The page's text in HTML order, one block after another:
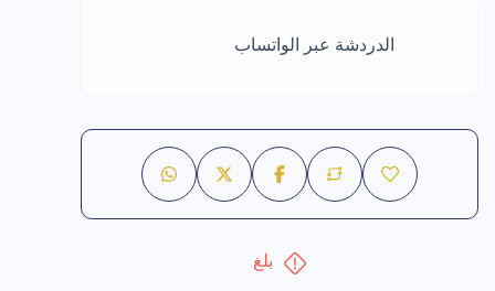
الدردشة عبر الواتساب
بلغ